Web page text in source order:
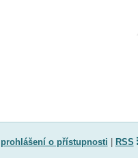
prohlášení o přístupnosti RSS